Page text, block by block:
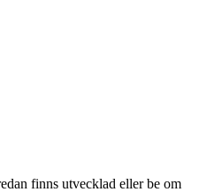
finns utvecklad eller be om